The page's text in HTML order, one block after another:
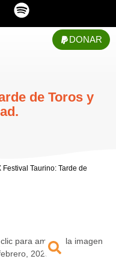
DONAR
de Toros y
Festival Taurino: Tarde de
para ampliar la imagen
2025